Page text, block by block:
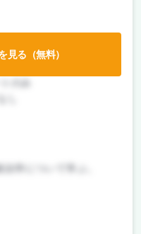
治学について学ぶ。
見る（無料）